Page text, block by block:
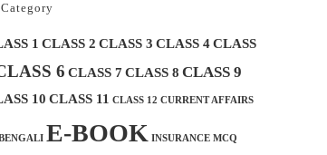
Category
1 CLASS 2 CLASS 3 CLASS 4CLASS
6 CLASS 7 CLASS 8 CLASS 9
10 CLASS 11 CLASS 12 CURRENT AFFAIRS
E-BOOK INSURANCE MCQ